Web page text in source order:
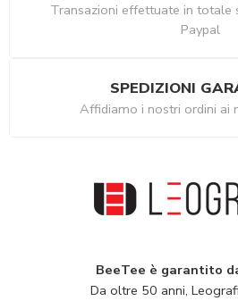
Transazioni effettuate in totale
Paypal
SPEDIZIONI
Affidiamo i nostri ordini ai
BeeTee è garantito
Da oltre 50 anni,